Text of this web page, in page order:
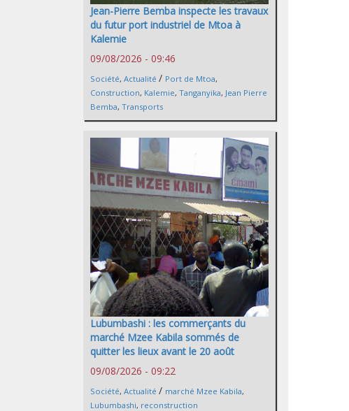
Jean-Pierre Bemba inspecte les travaux
du futur port industriel de Mtoa à
Kalemie
09/08/2026 - 09:46
Société, Actualité / Port de Mtoa,
Construction, Kalemie, Tanganyika, Jean Pierre
Bemba, Transports
Lubumbashi : les commerçants du
marché Mzee Kabila sommés de
quitter les lieux avant le 20 août
09/08/2026 - 09:22
Société, Actualité / marché Mzee Kabila,
Lubumbashi, reconstruction